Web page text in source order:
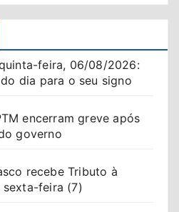
feira, 06/08/2026:
dia para o seu signo
encerram greve após
governo
recebe Tributo à
sexta-feira (7)